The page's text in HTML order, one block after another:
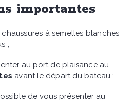
importantes
à semelles blanches
;
au port de plaisance au
avant le départ du bateau ;
de vous présenter au